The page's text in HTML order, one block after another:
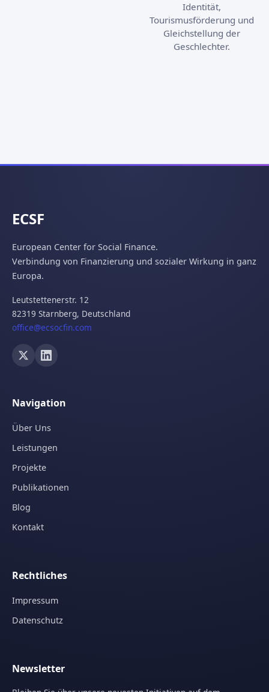
Identität,
Tourismusförderung und
Gleichstellung der
Geschlechter.
ECSF
European Center for Social Finance.
Verbindung von Finanzierung und sozialer Wirkung in ganz
Europa.
Leutstettenerstr. 12
82319 Starnberg, Deutschland
office@ecsocfin.com
Navigation
Über Uns
Leistungen
Projekte
Publikationen
Blog
Kontakt
Rechtliches
Impressum
Datenschutz
Newsletter